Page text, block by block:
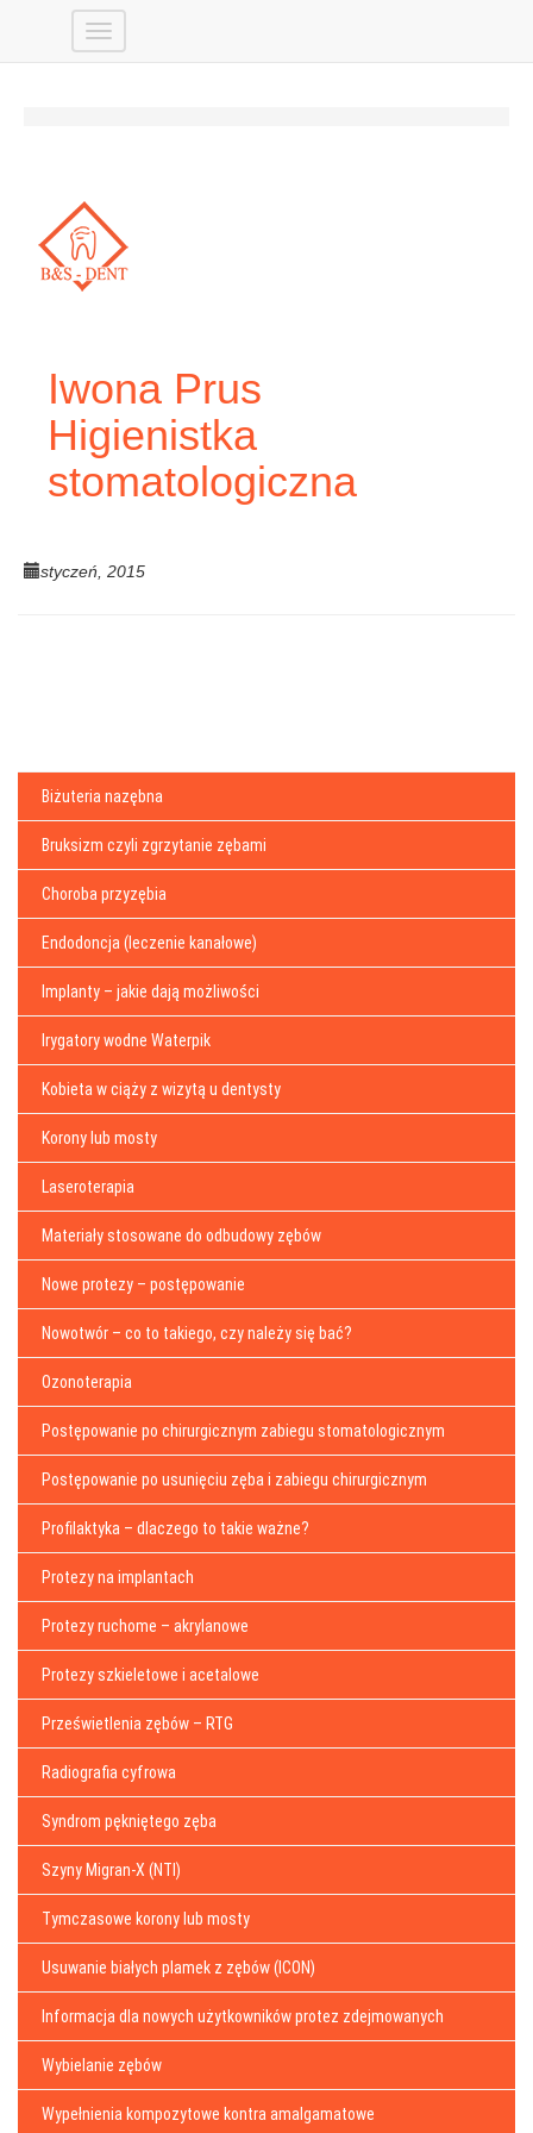
Iwona Prus
Higienistka
stomatologiczna
styczeń, 2015
Biżuteria nazębna
Bruksizm czyli zgrzytanie zębami
Choroba przyzębia
Endodoncja (leczenie kanałowe)
Implanty – jakie dają możliwości
Irygatory wodne Waterpik
Kobieta w ciąży z wizytą u dentysty
Korony lub mosty
Laseroterapia
Materiały stosowane do odbudowy zębów
Nowe protezy – postępowanie
Nowotwór – co to takiego, czy należy się bać?
Ozonoterapia
Postępowanie po chirurgicznym zabiegu stomatologicznym
Postępowanie po usunięciu zęba i zabiegu chirurgicznym
Profilaktyka – dlaczego to takie ważne?
Protezy na implantach
Protezy ruchome – akrylanowe
Protezy szkieletowe i acetalowe
Prześwietlenia zębów – RTG
Radiografia cyfrowa
Syndrom pękniętego zęba
Szyny Migran-X (NTI)
Tymczasowe korony lub mosty
Usuwanie białych plamek z zębów (ICON)
Informacja dla nowych użytkowników protez zdejmowanych
Wybielanie zębów
Wypełnienia kompozytowe kontra amalgamatowe